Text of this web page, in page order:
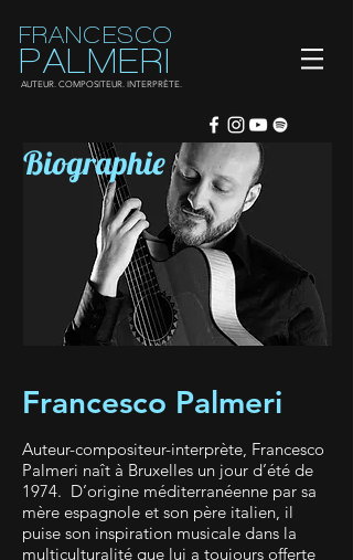
FRANCESCO
PALMERI
AUTEUR. COMPOSITEUR. INTERPRÈTE.
Biographie
Francesco Palmeri
Auteur-compositeur-interprète, Francesco
Palmeri naît à Bruxelles un jour d’été de
1974. D’origine méditerranéenne par sa
mère espagnole et son père italien, il
puise son inspiration musicale dans la
multiculturalité que lui a toujours offerte